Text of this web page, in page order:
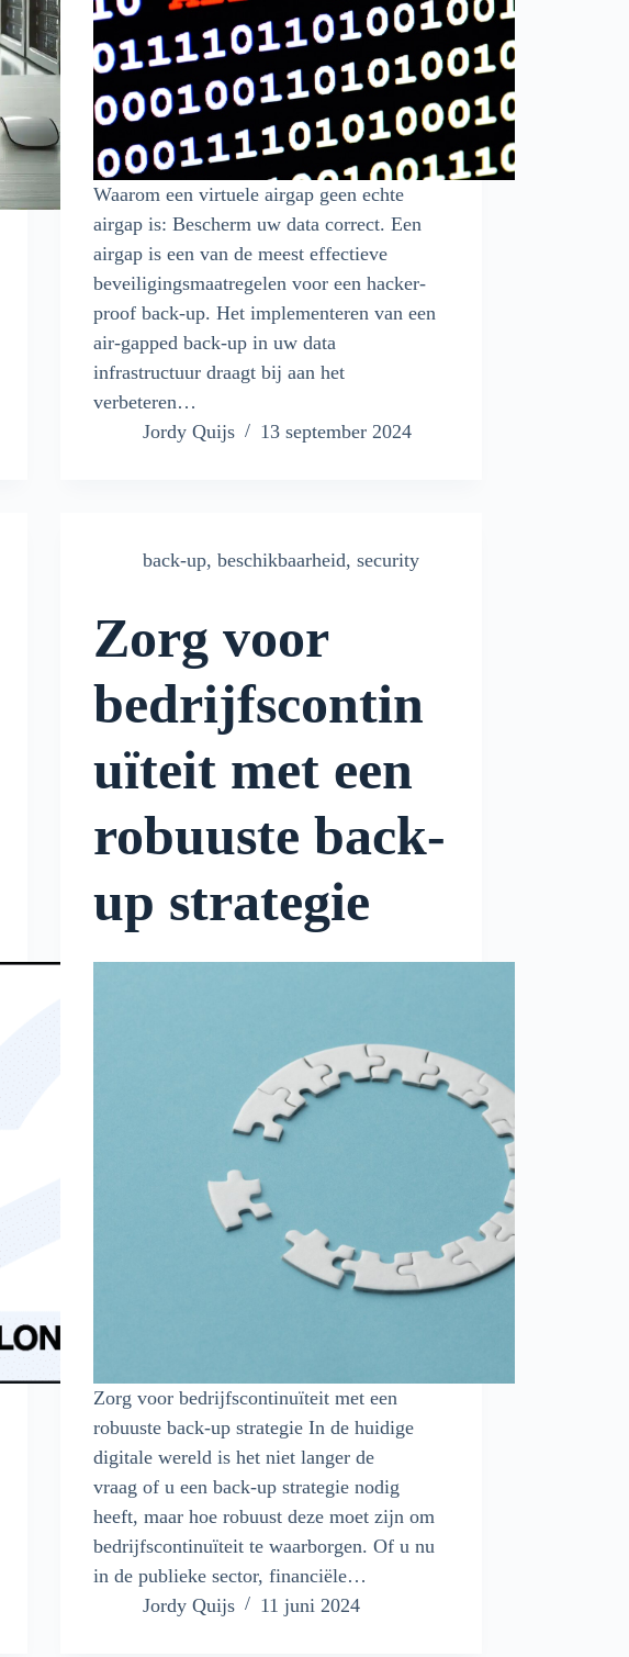
Waarom een virtuele airgap geen echte
airgap is: Bescherm uw data correct. Een
airgap is een van de meest effectieve
beveiligingsmaatregelen voor een hacker-
proof back-up. Het implementeren van een
air-gapped back-up in uw data
infrastructuur draagt bij aan het
verbeteren…
Jordy Quijs
13 september 2024
back-up,beschikbaarheid,security
Zorg voor
bedrijfscontin
uïteit met een
robuuste back-
up strategie
Zorg voor bedrijfscontinuïteit met een
robuuste back-up strategie In de huidige
digitale wereld is het niet langer de
vraag of u een back-up strategie nodig
heeft, maar hoe robuust deze moet zijn om
bedrijfscontinuïteit te waarborgen. Of u nu
in de publieke sector, financiële…
Jordy Quijs
11 juni 2024